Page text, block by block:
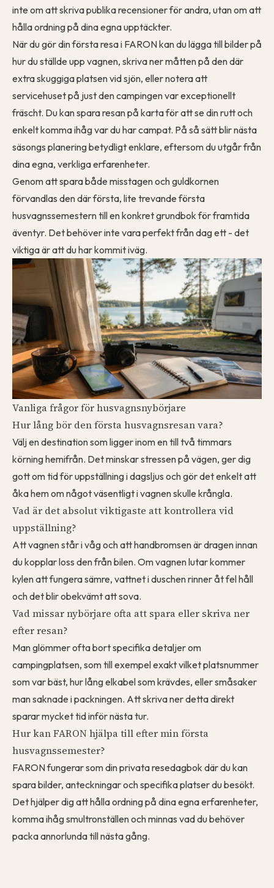
inte om att skriva publika recensioner för andra, utan om att
hålla ordning på dina egna upptäckter.
När du gör dinförsta resa i FARONkan du lägga till bilder på
hur du ställde upp vagnen, skriva ner måtten på den där
extra skuggiga platsen vid sjön, eller notera att
servicehuset på just den campingen var exceptionellt
fräscht. Du kanspara resan på kartaför att se din rutt och
enkeltkomma ihåg var du har campat. På så sätt blir nästa
säsongs planering betydligt enklare, eftersom du utgår från
dina egna, verkliga erfarenheter.
Genom att spara både misstagen och guldkornen
förvandlas den där första, lite trevande första
husvagnssemestern till en konkret grundbok för framtida
äventyr. Det behöver inte vara perfekt från dag ett - det
viktiga är att du har kommit iväg.
Vanliga frågor för husvagnsnybörjare
Hur lång bör den första husvagnsresan vara?
Välj en destination som ligger inom en till två timmars
körning hemifrån. Det minskar stressen på vägen, ger dig
gott om tid för uppställning i dagsljus och gör det enkelt att
åka hem om något väsentligt i vagnen skulle krångla.
Vad är det absolut viktigaste att kontrollera vid
uppställning?
Att vagnen står i våg och att handbromsen är dragen innan
du kopplar loss den från bilen. Om vagnen lutar kommer
kylen att fungera sämre, vattnet i duschen rinner åt fel håll
och det blir obekvämt att sova.
Vad missar nybörjare ofta att spara eller skriva ner
efter resan?
Man glömmer ofta bort specifika detaljer om
campingplatsen, som till exempel exakt vilket platsnummer
som var bäst, hur lång elkabel som krävdes, eller småsaker
man saknade i packningen. Att skriva ner detta direkt
sparar mycket tid inför nästa tur.
Hur kan FARON hjälpa till efter min första
husvagnssemester?
FARON fungerar som din privata resedagbok där du kan
spara bilder, anteckningar och specifika platser du besökt.
Det hjälper dig att hålla ordning på dina egna erfarenheter,
komma ihåg smultronställen och minnas vad du behöver
packa annorlunda till nästa gång.